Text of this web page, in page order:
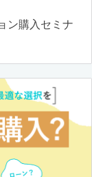
ン購入セミナ